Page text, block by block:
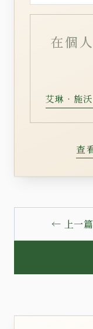
在個
艾琳‧施
查
← 上一篇